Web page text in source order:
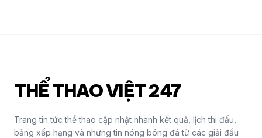
THỂ THAO VIỆT 247
Trang tin tức thể thao cập nhật nhanh kết quả, lịch thi đấu,
bảng xếp hạng và những tin nóng bóng đá từ các giải đấu